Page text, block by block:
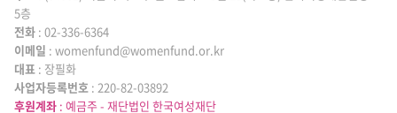
5층
전화 : 02-336-6364
|
이메일 : womenfund@womenfund.or.kr
|
대표 : 장필화
|
사업자등록번호 : 220-82-03892
후원계좌 : 예금주 - 재단법인 한국여성재단